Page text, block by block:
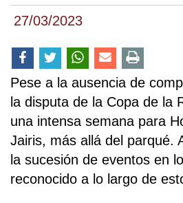
27/03/2023
Pese a la ausencia de
la disputa de la Copa de la
una intensa semana para
Jairis, más allá del parqué.
la sucesión de eventos en
reconocido a lo largo de